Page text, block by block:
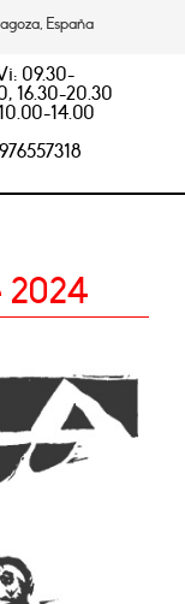
España
09.30-
16.30-20.30
14.00
2024